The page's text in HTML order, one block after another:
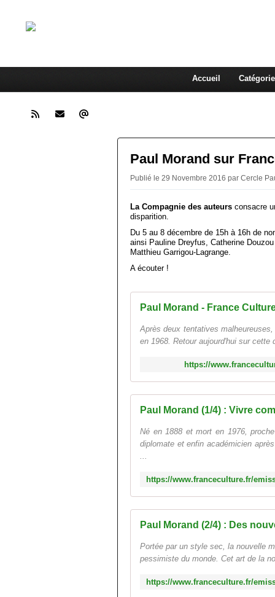
Accueil
Paul Morand sur
Publié le 29 Novembre 2016 par Cercle
La Compagnie des auteurs consacre
disparition.
Du 5 au 8 décembre de 15h à 16h de
ainsi Pauline Dreyfus, Catherine
Matthieu Garrigou-Lagrange.
A écouter !
Paul Morand - France
Après deux tentatives
en 1968. Retour aujourd'hui sur
https://
Paul Morand (1/4) : Vivre
Né en 1888 et mort en 1976,
diplomate et enfin académicien
...
Paul Morand (2/4) : Des
Portée par un style sec, la nouvelle
pessimiste du monde. Cet art de la